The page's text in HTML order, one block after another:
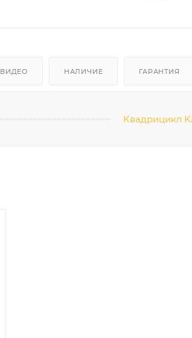
ВИДЕО НАЛИЧИЕ ГАРАНТИЯ
Квадрицикл